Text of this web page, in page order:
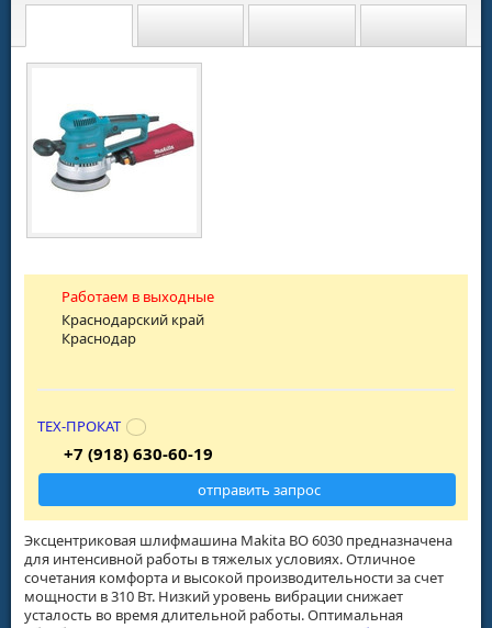
Эксцентриковая шлифмашина Makita BO 6030 предназначена
для интенсивной работы в тяжелых условиях. Отличное
сочетания комфорта и высокой производительности за счет
мощности в 310 Вт. Низкий уровень вибрации снижает
усталость во время длительной работы. Оптимальная
Работаем в выходные
Краснодарский край
Краснодар
ТЕХ-ПРОКАТ
+7 (918) 630-60-19
отправить запрос